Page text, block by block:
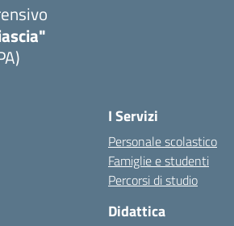
I Servizi
Personale scolastico
Famiglie e studenti
Percorsi di studio
Didattica